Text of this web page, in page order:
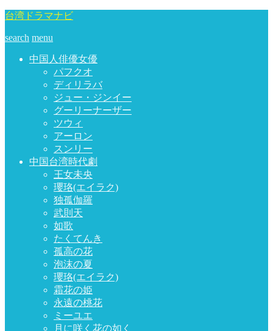
台湾ドラマナビ
search menu
中国人俳優女優
パフクオ
ディリラバ
ジュー・ジンイー
グーリーナーザー
ツウィ
アーロン
スンリー
中国台湾時代劇
王女未央
瓔珞(エイラク)
独孤伽羅
武則天
如歌
たくてんき
孤高の花
泡沫の夏
瓔珞(エイラク)
霜花の姫
永遠の桃花
ミーユエ
月に咲く花の如く